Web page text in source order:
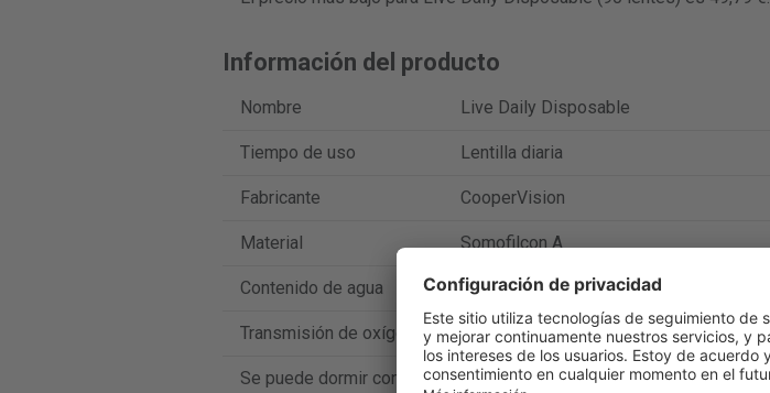
Información del producto
Nombre Live Daily Disposable
Tiempo de uso Lentilla diaria
Fabricante CooperVision
Material Somofilcon A
Contenido de agua 56 %
Transmisión de oxígeno 86 Dk/t
Se puede dormir con ellos No